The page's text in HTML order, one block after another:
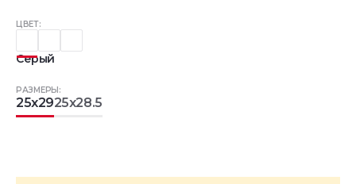
ЦВЕТ:
Серый
РАЗМЕРЫ:
25x2925x28.5